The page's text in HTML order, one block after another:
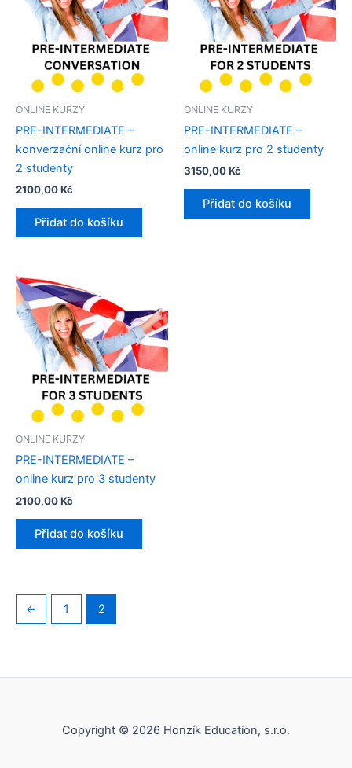
ONLINE KURZY
PRE-INTERMEDIATE –
konverzační online kurz pro
2 studenty​
2100,00Kč
Přidat do košíku
ONLINE KURZY
PRE-INTERMEDIATE –
online kurz pro 2 studenty
3150,00Kč
Přidat do košíku
ONLINE KURZY
PRE-INTERMEDIATE –
online kurz pro 3 studenty​
2100,00Kč
Přidat do košíku
← 1 2
Copyright © 2026 Honzík Education, s.r.o.